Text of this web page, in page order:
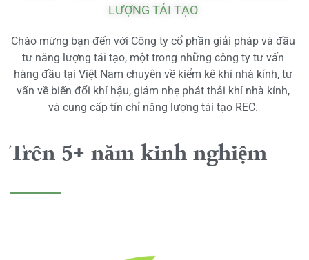
LƯỢNG TÁI TẠO
Chào mừng bạn đến với Công ty cổ phần giải pháp và đầu
tư năng lượng tái tạo, một trong những công ty tư vấn
hàng đầu tại Việt Nam chuyên về kiểm kê khí nhà kính, tư
vấn về biến đổi khí hậu, giảm nhẹ phát thải khí nhà kính,
và cung cấp tín chỉ năng lượng tái tạo REC.
Trên 5+ năm kinh nghiệm